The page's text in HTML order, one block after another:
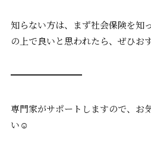
知らない方は、まず社会保険を知
の上で良いと思われたら、ぜひお
━━━━━━━━
専門家がサポートしますので、お
い☺️